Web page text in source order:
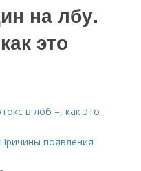
на лбу.
это
в лоб –, как это
появления